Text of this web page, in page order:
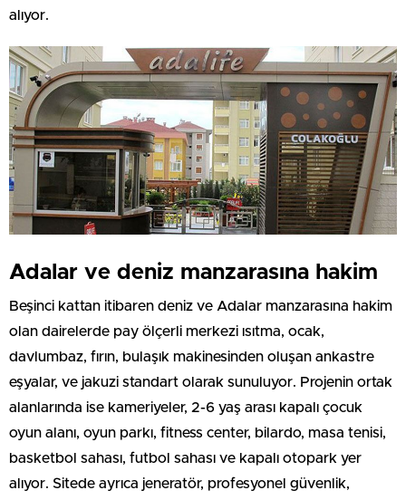
alıyor.
Adalar ve deniz manzarasına hakim
Beşinci kattan itibaren deniz ve Adalar manzarasına hakim
olan dairelerde pay ölçerli merkezi ısıtma, ocak,
davlumbaz, fırın, bulaşık makinesinden oluşan ankastre
eşyalar, ve jakuzi standart olarak sunuluyor. Projenin ortak
alanlarında ise kameriyeler, 2-6 yaş arası kapalı çocuk
oyun alanı, oyun parkı, fitness center, bilardo, masa tenisi,
basketbol sahası, futbol sahası ve kapalı otopark yer
alıyor. Sitede ayrıca jeneratör, profesyonel güvenlik,